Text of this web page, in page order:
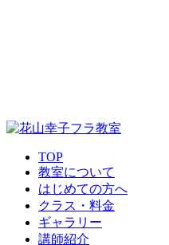
TOP
教室について
はじめての方へ
クラス・料金
ギャラリー
講師紹介